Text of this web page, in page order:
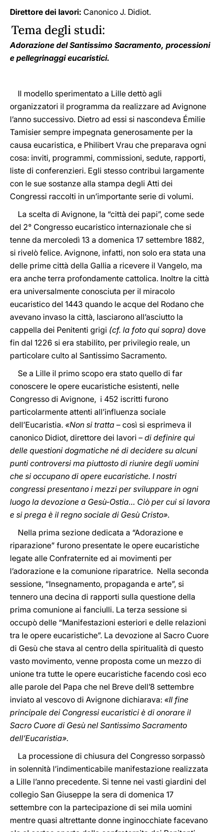
Direttore dei lavori: Canonico J. Didiot.
Tema degli studi:
Adorazione del Santissimo Sacramento, processioni
e pellegrinaggi eucaristici.
Il modello sperimentato a Lille dettò agli
organizzatori il programma da realizzare ad Avignone
l’anno successivo. Dietro ad essi si nascondeva Émilie
Tamisier sempre impegnata generosamente per la
causa eucaristica, e Philibert Vrau che preparava ogni
cosa: inviti, programmi, commissioni, sedute, rapporti,
liste di conferenzieri. Egli stesso contribuì largamente
con le sue sostanze alla stampa degli Atti dei
Congressi raccolti in un’importante serie di volumi.
La scelta di Avignone, la “città dei papi”, come sede
del 2° Congresso eucaristico internazionale che si
tenne da mercoledì 13 a domenica 17 settembre 1882,
si rivelò felice. Avignone, infatti, non solo era stata una
delle prime città della Gallia a ricevere il Vangelo, ma
era anche terra profondamente cattolica. Inoltre la città
era universalmente conosciuta per il miracolo
eucaristico del 1443 quando le acque del Rodano che
avevano invaso la città, lasciarono all’asciutto la
cappella dei Penitenti grigi (cf. la foto qui sopra) dove
fin dal 1226 si era stabilito, per privilegio reale, un
particolare culto al Santissimo Sacramento.
Se a Lille il primo scopo era stato quello di far
conoscere le opere eucaristiche esistenti, nelle
Congresso di Avignone, i 452 iscritti furono
particolarmente attenti all’influenza sociale
dell’Eucaristia. «Non si tratta – così si esprimeva il
canonico Didiot, direttore dei lavori – di definire qui
delle questioni dogmatiche né di decidere su alcuni
punti controversi ma piuttosto di riunire degli uomini
che si occupano di opere eucaristiche. I nostri
congressi presentano i mezzi per sviluppare in ogni
luogo la devozione a Gesù-Ostia… Ciò per cui si lavora
e si prega è il regno sociale di Gesù Cristo».
Nella prima sezione dedicata a “Adorazione e
riparazione” furono presentate le opere eucaristiche
legate alle Confraternite ed ai movimenti per
l’adorazione e la comunione riparatrice. Nella seconda
sessione, “Insegnamento, propaganda e arte”, si
tennero una decina di rapporti sulla questione della
prima comunione ai fanciulli. La terza sessione si
occupò delle “Manifestazioni esteriori e delle relazioni
tra le opere eucaristiche”. La devozione al Sacro Cuore
di Gesù che stava al centro della spiritualità di questo
vasto movimento, venne proposta come un mezzo di
unione tra tutte le opere eucaristiche facendo così eco
alle parole del Papa che nel Breve dell’8 settembre
inviato al vescovo di Avignone dichiarava: «Il fine
principale dei Congressi eucaristici è di onorare il
Sacro Cuore di Gesù nel Santissimo Sacramento
dell’Eucaristia».
La processione di chiusura del Congresso sorpassò
in solennità l’indimenticabile manifestazione realizzata
a Lille l’anno precedente. Si tenne nei vasti giardini del
collegio San Giuseppe la sera di domenica 17
settembre con la partecipazione di sei mila uomini
mentre quasi altrettante donne inginocchiate facevano